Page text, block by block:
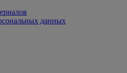
данных